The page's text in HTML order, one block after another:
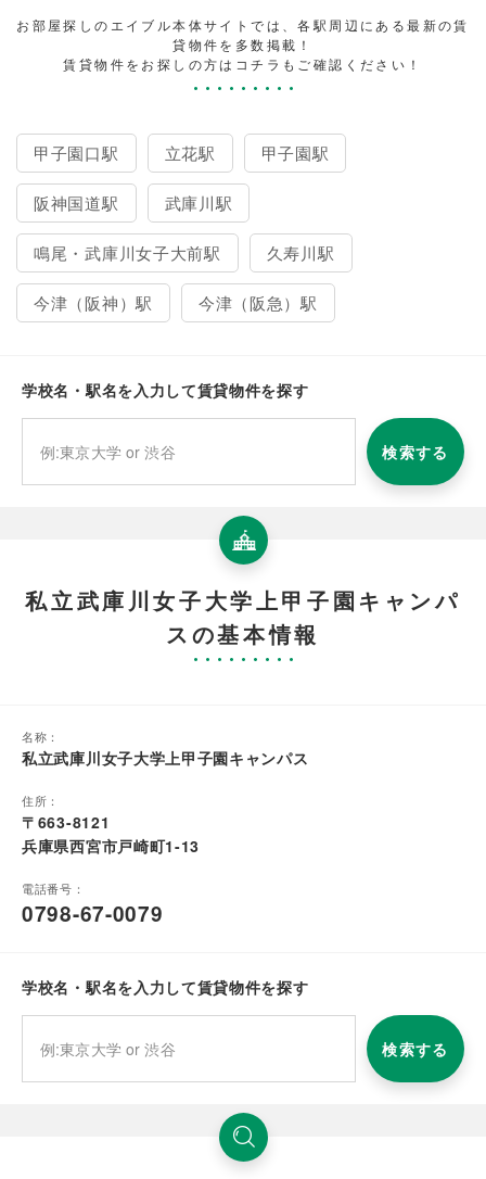
お部屋探しのエイブル本体サイトでは、各駅周辺にある最新の賃
貸物件を多数掲載！
賃貸物件をお探しの方はコチラもご確認ください！
甲子園口駅 立花駅 甲子園駅
阪神国道駅 武庫川駅
鳴尾・武庫川女子大前駅 久寿川駅
今津（阪神）駅 今津（阪急）駅
学校名・駅名を入力して賃貸物件を探す
検索する
私立武庫川女子大学上甲子園キャンパ
スの基本情報
名称：
私立武庫川女子大学上甲子園キャンパス
住所：
〒663-8121
兵庫県西宮市戸崎町1-13
電話番号：
0798-67-0079
学校名・駅名を入力して賃貸物件を探す
検索する